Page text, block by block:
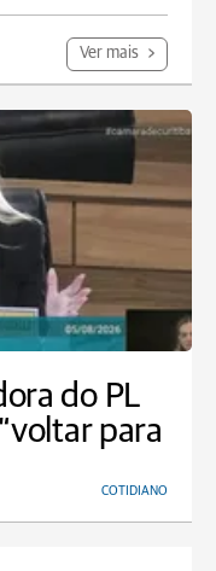
Ver mais
do PL
para
COTIDIANO